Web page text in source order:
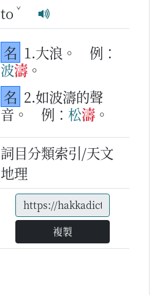
to ˇ
名 1.大浪。
例：
波濤 。
名 2.如波濤的聲
音。
例： 松濤 。
詞目分類索引/天文
地理
複製